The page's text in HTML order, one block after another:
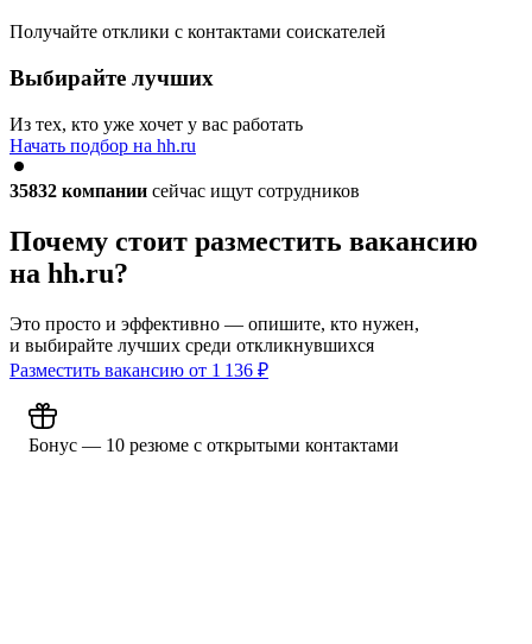
Получайте отклики с контактами соискателей
Выбирайте лучших
Из тех, кто уже хочет у вас работать
Начать подбор на hh.ru
35832 компании сейчас ищут сотрудников
Почему стоит разместить вакансию
на hh.ru?
Это просто и эффективно — опишите, кто нужен,
и выбирайте лучших среди откликнувшихся
Разместить вакансию от 1 136 ₽
Бонус — 10 резюме с открытыми контактами